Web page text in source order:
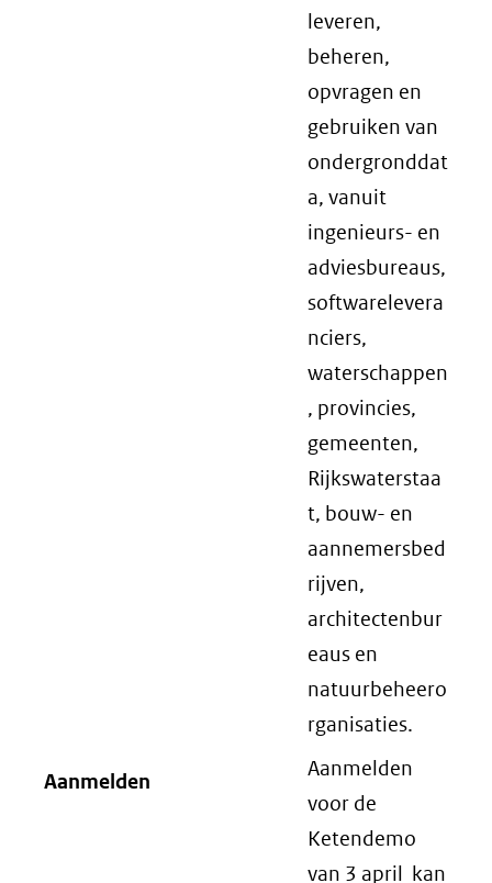
leveren,
beheren,
opvragen en
gebruiken van
ondergronddat
a, vanuit
ingenieurs- en
adviesbureaus,
softwarelevera
nciers,
waterschappen
, provincies,
gemeenten,
Rijkswaterstaa
t, bouw- en
aannemersbed
rijven,
architectenbur
eaus en
natuurbeheero
rganisaties.
Aanmelden
Aanmelden
voor de
Ketendemo
van 3 april kan